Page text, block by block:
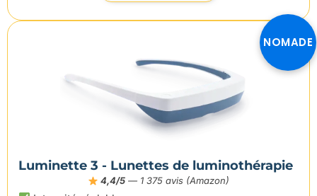
NOMADE
Luminette 3 - Lunettes de luminothérapie
4,4/5 — 1 375 avis (Amazon)